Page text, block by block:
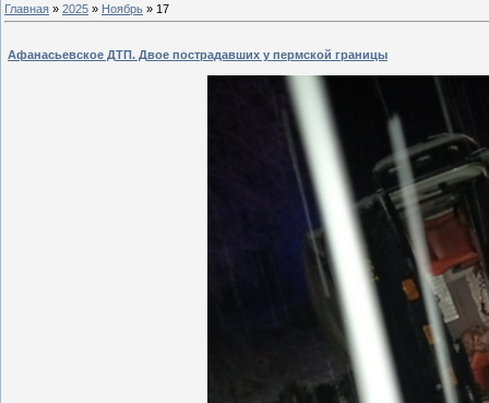
Главная » 2025 » Ноябрь » 17
Афанасьевское ДТП. Двое пострадавших у пермской границы